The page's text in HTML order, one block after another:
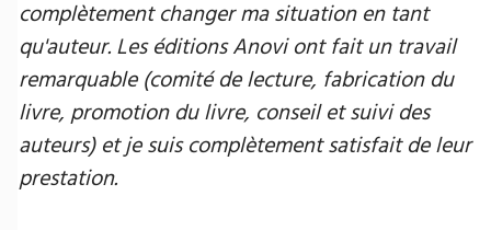
complètement changer ma situation en tant
qu'auteur. Les éditions Anovi ont fait un travail
remarquable (comité de lecture, fabrication du
livre, promotion du livre, conseil et suivi des
auteurs) et je suis complètement satisfait de leur
prestation.